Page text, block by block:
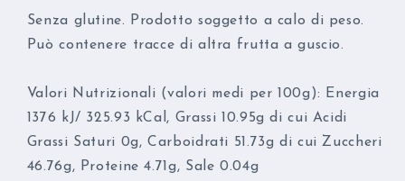
Senza glutine. Prodotto soggetto a calo di peso.
Può contenere tracce di altra frutta a guscio.
Valori Nutrizionali (valori medi per 100g): Energia
1376 kJ/ 325.93 kCal, Grassi 10.95g di cui Acidi
Grassi Saturi 0g, Carboidrati 51.73g di cui Zuccheri
46.76g, Proteine 4.71g, Sale 0.04g